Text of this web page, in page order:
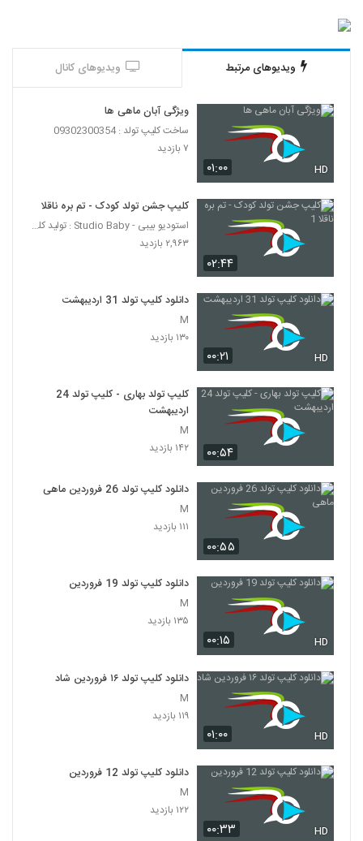
ویدیوهای مرتبط ویدیوهای کانال
۰۱:۰۰ HD
ویژگی آبان ماهی ها
ساخت کلیپ تولد : 09302300354
۷ بازدید
۰۲:۴۴
کلیپ جشن تولد کودک - تم بره ناقلا 1
استودیو بیبی - Studio Baby : تولید کلیپ جشن تولد ک
۲,۹۶۳ بازدید
۰۰:۲۱ HD
دانلود کلیپ تولد 31 اردیبهشت
M
۱۳۰ بازدید
۰۰:۵۴
کلیپ تولد بهاری - کلیپ تولد 24
اردیبهشت
M
۱۴۲ بازدید
۰۰:۵۵
دانلود کلیپ تولد 26 فروردین ماهی
M
۱۱۱ بازدید
۰۰:۱۵ HD
دانلود کلیپ تولد 19 فروردین
M
۱۳۵ بازدید
۰۱:۰۰ HD
دانلود کلیپ تولد ۱۶ فروردین شاد
M
۱۱۹ بازدید
۰۰:۳۳ HD
دانلود کلیپ تولد 12 فروردین
M
۱۲۲ بازدید